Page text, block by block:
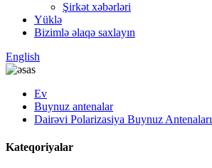
Şirkət xəbərləri
Yüklə
Bizimlə əlaqə saxlayın
English
Ev
Buynuz antenalar
Dairəvi Polarizasiya Buynuz Antenaları
Kateqoriyalar